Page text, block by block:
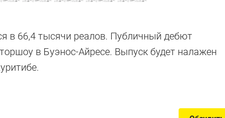
в 66,4 тысячи реалов. Публичный дебют
в Буэнос-Айресе. Выпуск будет налажен
машин